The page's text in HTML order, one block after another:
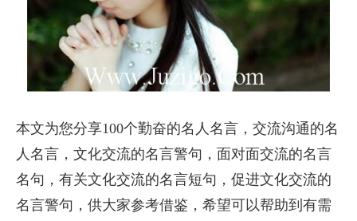
本文为您分享100个勤奋的名人名言，交流沟通的名
人名言，文化交流的名言警句，面对面交流的名言
名句，有关文化交流的名言短句，促进文化交流的
名言警句，供大家参考借鉴，希望可以帮助到有需